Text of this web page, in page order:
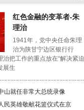
红色金融的变革者-朱
理治
1941年，党中央任命朱理
治为陕甘宁边区银行行
把工作的重点放在“解决紧迫
展生
山就任非常大总统录像
民英雄敬献花篮仪式在京